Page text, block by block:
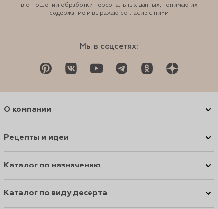
в отношении обработки персональных данных, понимаю их
содержание и выражаю согласие с ними
Мы в соцсетях:
О компании
Рецепты и идеи
Каталог по назначению
Каталог по виду десерта